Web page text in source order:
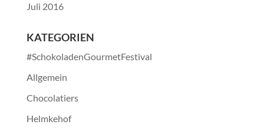
Juli 2016
KATEGORIEN
#SchokoladenGourmetFestival
Allgemein
Chocolatiers
Helmkehof